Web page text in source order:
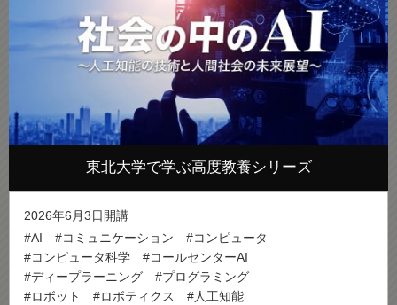
東北大学で学ぶ高度教養シリーズ
2026年6月3日開講
#AI
#コミュニケーション
#コンピュータ
#コンピュータ科学
#コールセンターAI
#ディープラーニング
#プログラミング
#ロボット
#ロボティクス
#人工知能